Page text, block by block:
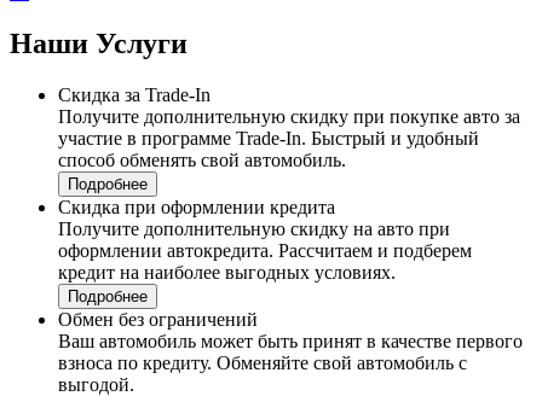
Наши Услуги
Скидка за Trade-In
Получите дополнительную скидку при покупке авто за
участие в программе Trade-In. Быстрый и удобный
способ обменять свой автомобиль.
Подробнее
Скидка при оформлении кредита
Получите дополнительную скидку на авто при
оформлении автокредита. Рассчитаем и подберем
кредит на наиболее выгодных условиях.
Подробнее
Обмен без ограничений
Ваш автомобиль может быть принят в качестве первого
взноса по кредиту. Обменяйте свой автомобиль с
выгодой.